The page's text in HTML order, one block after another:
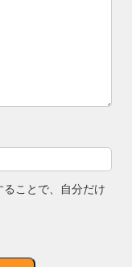
ことで、自分だけ